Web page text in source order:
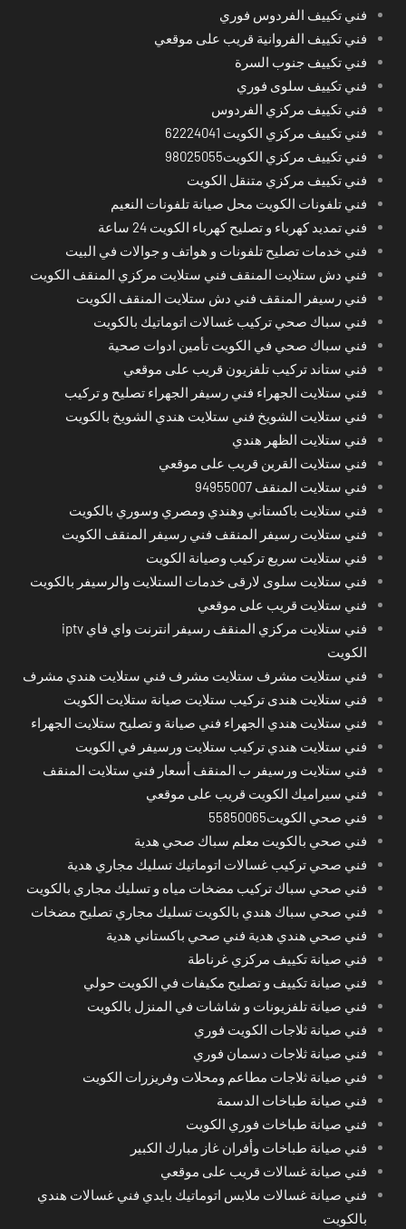
فني تكييف الفردوس فوري
فني تكييف الفروانية قريب على موقعي
فني تكييف جنوب السرة
فني تكييف سلوى فوري
فني تكييف مركزي الفردوس
فني تكييف مركزي الكويت 62224041
فني تكييف مركزي الكويت98025055
فني تكييف مركزي متنقل الكويت
فني تلفونات الكويت محل صيانة تلفونات النعيم
فني تمديد كهرباء و تصليح كهرباء الكويت 24 ساعة
فني خدمات تصليح تلفونات و هواتف و جوالات في البيت
فني دش ستلايت المنقف فني ستلايت مركزي المنقف الكويت
فني رسيفر المنقف فني دش ستلايت المنقف الكويت
فني سباك صحي تركيب غسالات اتوماتيك بالكويت
فني سباك صحي في الكويت تأمين ادوات صحية
فني ستاند تركيب تلفزيون قريب على موقعي
فني ستلايت الجهراء فني رسيفر الجهراء تصليح و تركيب
فني ستلايت الشويخ فني ستلايت هندي الشويخ بالكويت
فني ستلايت الظهر هندي
فني ستلايت القرين قريب على موقعي
فني ستلايت المنقف 94955007
فني ستلايت باكستاني وهندي ومصري وسوري بالكويت
فني ستلايت رسيفر المنقف فني رسيفر المنقف الكويت
فني ستلايت سريع تركيب وصيانة الكويت
فني ستلايت سلوى لارقى خدمات الستلايت والرسيفر بالكويت
فني ستلايت قريب على موقعي
فني ستلايت مركزي المنقف رسيفر انترنت واي فاي iptv
الكويت
فني ستلايت مشرف ستلايت مشرف فني ستلايت هندي مشرف
فني ستلايت هندى تركيب ستلايت صيانة ستلايت الكويت
فني ستلايت هندي الجهراء فني صيانة و تصليح ستلايت الجهراء
فني ستلايت هندي تركيب ستلايت ورسيفر في الكويت
فني ستلايت ورسيفر ب المنقف أسعار فني ستلايت المنقف
فني سيراميك الكويت قريب على موقعي
فني صحي الكويت55850065
فني صحي بالكويت معلم سباك صحي هدية
فني صحي تركيب غسالات اتوماتيك تسليك مجاري هدية
فني صحي سباك تركيب مضخات مياه و تسليك مجاري بالكويت
فني صحي سباك هندي بالكويت تسليك مجاري تصليح مضخات
فني صحي هندي هدية فني صحي باكستاني هدية
فني صيانة تكييف مركزي غرناطة
فني صيانة تكييف و تصليح مكيفات في الكويت حولي
فني صيانة تلفزيونات و شاشات في المنزل بالكويت
فني صيانة ثلاجات الكويت فوري
فني صيانة ثلاجات دسمان فوري
فني صيانة ثلاجات مطاعم ومحلات وفريزرات الكويت
فني صيانة طباخات الدسمة
فني صيانة طباخات فوري الكويت
فني صيانة طباخات وأفران غاز مبارك الكبير
فني صيانة غسالات قريب على موقعي
فني صيانة غسالات ملابس اتوماتيك بايدي فني غسالات هندي
بالكويت